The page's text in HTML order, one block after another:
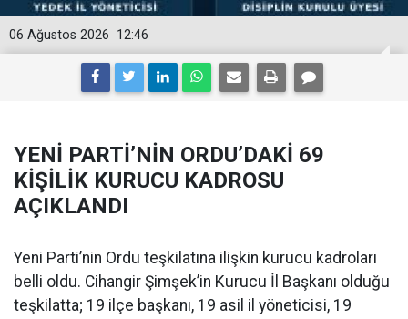
12:46
06 Ağustos 2026
YENİ PARTİ’NİN ORDU’DAKİ 69
KİŞİLİK KURUCU KADROSU
AÇIKLANDI
Yeni Parti’nin Ordu teşkilatına ilişkin kurucu kadroları
belli oldu. Cihangir Şimşek’in Kurucu İl Başkanı olduğu
teşkilatta; 19 ilçe başkanı, 19 asil il yöneticisi, 19